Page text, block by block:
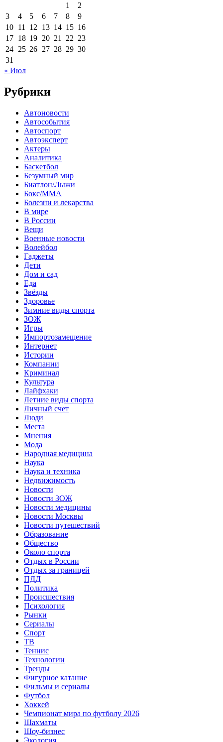
1
2
3
4 5 6 7 8
9
10 11 12 13 14 15 16
17 18 19 20 21 22 23
24 25 26 27 28 29 30
31
« Июл
Рубрики
Автоновости
Автособытия
Автоспорт
Автоэксперт
Актеры
Аналитика
Баскетбол
Безумный мир
Биатлон/Лыжи
Бокс/MMA
Болезни и лекарства
В мире
В России
Вещи
Военные новости
Волейбол
Гаджеты
Дети
Дом и сад
Еда
Звёзды
Здоровье
Зимние виды спорта
ЗОЖ
Игры
Импортозамещение
Интернет
Истории
Компании
Криминал
Культура
Лайфхаки
Летние виды спорта
Личный счет
Люди
Места
Мнения
Мода
Народная медицина
Наука
Наука и техника
Недвижимость
Новости
Новости ЗОЖ
Новости медицины
Новости Москвы
Новости путешествий
Образование
Общество
Около спорта
Отдых в России
Отдых за границей
ПДД
Политика
Происшествия
Психология
Рынки
Сериалы
Спорт
ТВ
Теннис
Технологии
Тренды
Фигурное катание
Фильмы и сериалы
Футбол
Хоккей
Чемпионат мира по футболу 2026
Шахматы
Шоу-бизнес
Экология